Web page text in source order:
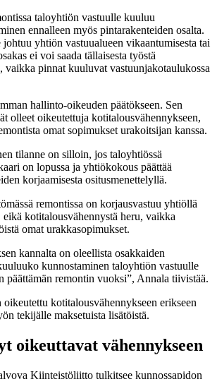
taloyhtiön vastuulle kuuluu
ennalleen myös pintarakenteiden osalta.
yhtiön vastuualueen vikaantumisesta tai
ei voi saada tällaisesta työstä
vaikka pinnat kuuluvat vastuunjakotaulukossa
hallinto-oikeuden päätökseen. Sen
olleet oikeutettuja kotitalousvähennykseen,
omat sopimukset urakoitsijan kanssa.
tilanne on silloin, jos taloyhtiössä
on lopussa ja yhtiökokous päättää
korjaamisesta ositusmenettelyllä.
remontissa on korjausvastuu yhtiöllä
kotitalousvähennystä heru, vaikka
omat urakkasopimukset.
kannalta on oleellista osakkaiden
kunnostaminen taloyhtiön vastuulle
päättämän remontin vuoksi”, Annala tiivistää.
kotitalousvähennykseen erikseen
tekijälle maksetuista lisätöistä.
oikeuttavat vähennykseen
Kiinteistöliitto tulkitsee kunnossapidon